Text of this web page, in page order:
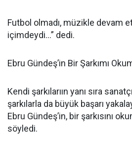
Futbol olmadı, müzikle devam
içimdeydi...” dedi.
Ebru Gündeş’in Bir Şarkımı
Kendi şarkılarıın yanı sıra
şarkılarla da büyük başarı
Ebru Gündeş’in, bir şarkısını
söyledi.